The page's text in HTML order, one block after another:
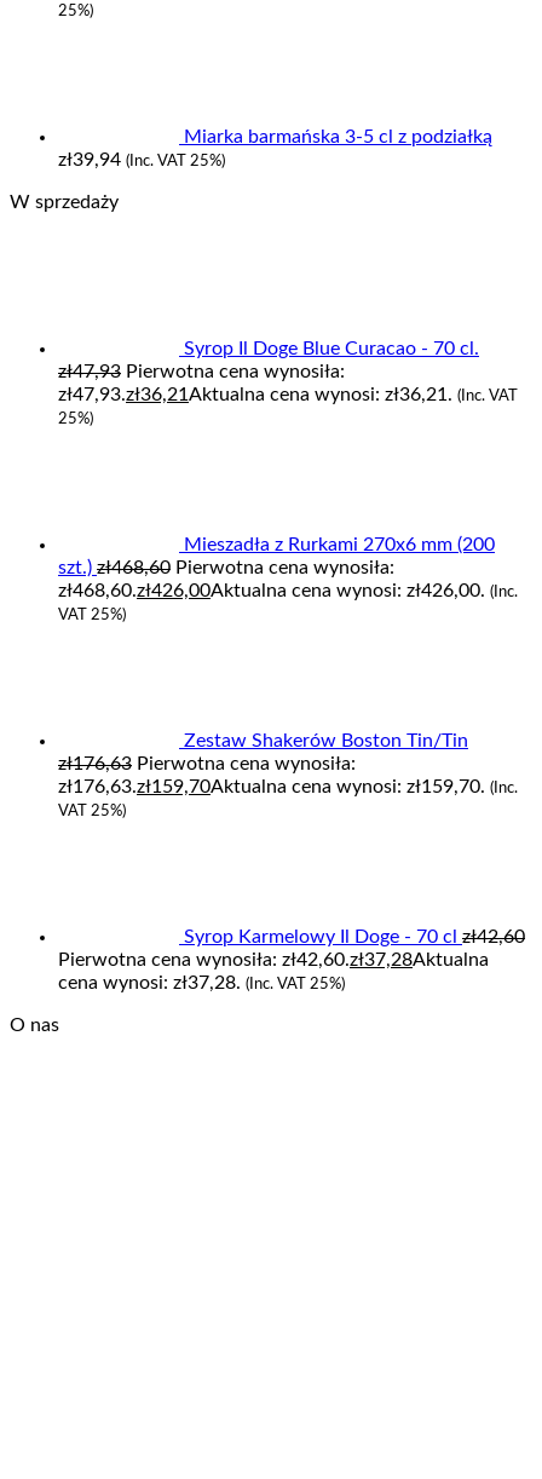
25%)
Miarka barmańska 3-5 cl z podziałką
zł39,94 (Inc. VAT 25%)
W sprzedaży
Syrop Il Doge Blue Curacao - 70 cl.
zł47,93 Pierwotna cena wynosiła:
zł47,93.zł36,21 Aktualna cena wynosi: zł36,21. (Inc. VAT
25%)
Mieszadła z Rurkami 270x6 mm (200
szt.) zł468,60 Pierwotna cena wynosiła:
zł468,60.zł426,00Aktualna cena wynosi: zł426,00. (Inc.
VAT 25%)
Zestaw Shakerów Boston Tin/Tin
zł176,63 Pierwotna cena wynosiła:
zł176,63.zł159,70Aktualna cena wynosi: zł159,70. (Inc.
VAT 25%)
Syrop Karmelowy Il Doge - 70 cl zł42,60
Pierwotna cena wynosiła: zł42,60.zł37,28Aktualna
cena wynosi: zł37,28. (Inc. VAT 25%)
O nas